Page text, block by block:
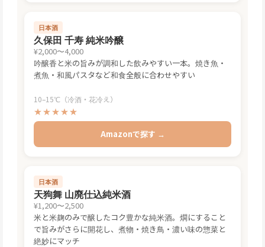
日本酒
久保田 千寿 純米吟醸
¥2,000〜4,000
吟醸香と米の旨みが調和した飲みやすい一本。焼き魚・
煮魚・和風パスタなど和食全般に合わせやすい
10–15℃（冷酒・花冷え）
★★★★★
Amazonで探す →
日本酒
天狗舞 山廃仕込純米酒
¥1,200〜2,500
米と米麹のみで醸したコク豊かな純米酒。燗にすること
で旨みがさらに開花し、煮物・焼き鳥・濃い味の惣菜と
絶妙にマッチ